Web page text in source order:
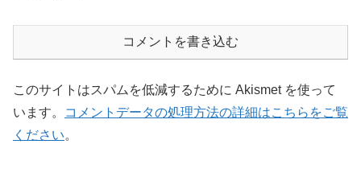
コメントを書き込む
このサイトはスパムを低減するために Akismet を使って
います。
コメントデータの処理方法の詳細はこちらをご覧
ください。